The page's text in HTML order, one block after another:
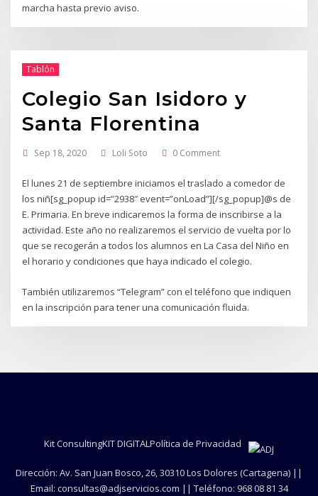
marcha hasta previo aviso.
Tablón
Colegio San Isidoro y
Santa Florentina
Sep 18, 2020 Loli Soto 0 Comment
El lunes 21 de septiembre iniciamos el traslado a comedor de
los niñ[sg_popup id=”2938″ event=”onLoad”][/sg_popup]@s de
E. Primaria. En breve indicaremos la forma de inscribirse a la
actividad. Este año no realizaremos el servicio de vuelta por lo
que se recogerán a todos los alumnos en La Casa del Niño en
el horario y condiciones que haya indicado el colegio.
También utilizaremos “Telegram” con el teléfono que indiquen
en la inscripción para tener una comunicación fluida.
Kit ConsultingKIT DIGITALPolítica de Privacidad
Dirección: Av. San Juan Bosco, 26, 30310 Los Dolores (Cartagena) ||
Email: consultas@adjservicios.com || Teléfono: 968 08 81 34